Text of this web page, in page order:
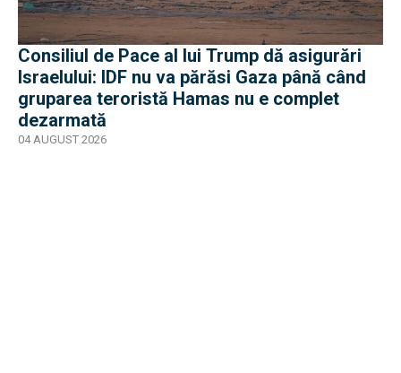
Consiliul de Pace al lui Trump dă asigurări
Israelului: IDF nu va părăsi Gaza până când
gruparea teroristă Hamas nu e complet
dezarmată
04 AUGUST 2026